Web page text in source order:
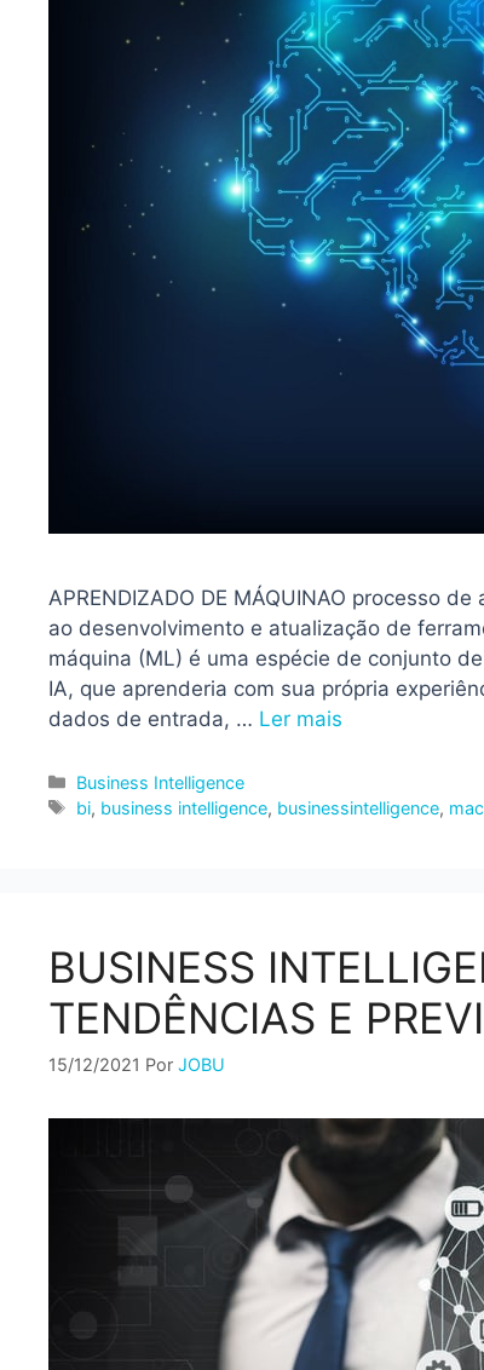
APRENDIZADO DE MÁQUINAO processo
ao desenvolvimento e atualização de
máquina (ML) é uma espécie de conjunto
IA, que aprenderia com sua própria
dados de entrada, … Ler mais
Categorias
Business Intelligence
Tags
bi, business intelligence, businessintelligence,
BUSINESS
TENDÊNCIAS E
15/12/2021 Por JOBU